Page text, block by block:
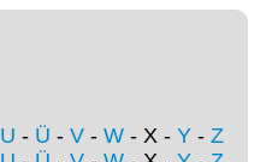
U - Ü - V - W - X - Y - Z